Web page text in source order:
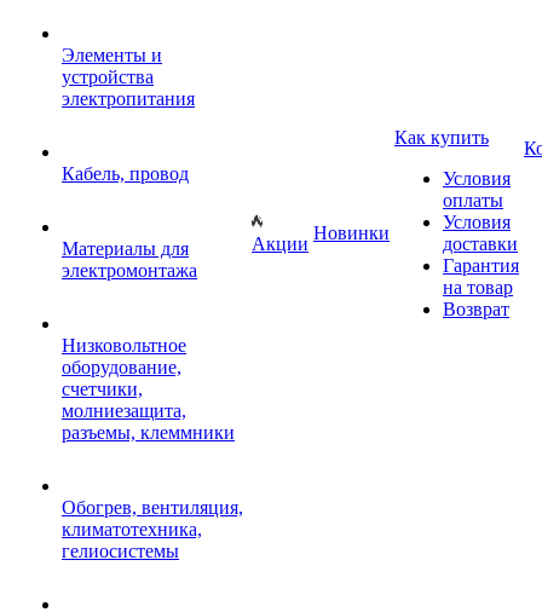
Элементы и
устройства
электропитания
Кабель, провод
Материалы для
электромонтажа
Низковольтное
оборудование,
счетчики,
молниезащита,
разъемы, клеммники
Обогрев, вентиляция,
климатотехника,
гелиосистемы
Акции
Новинки
Как купить
Условия
оплаты
Условия
доставки
Гарантия
на товар
Возврат